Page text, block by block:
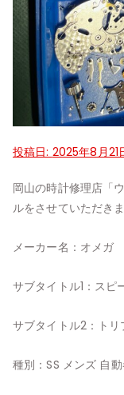
投稿日: 2025年8月21
岡山の時計修理店「
ルをさせていただきま
メーカー名：オメガ
サブタイトル1：ス
サブタイトル2：ト
種別：SS メンズ 自